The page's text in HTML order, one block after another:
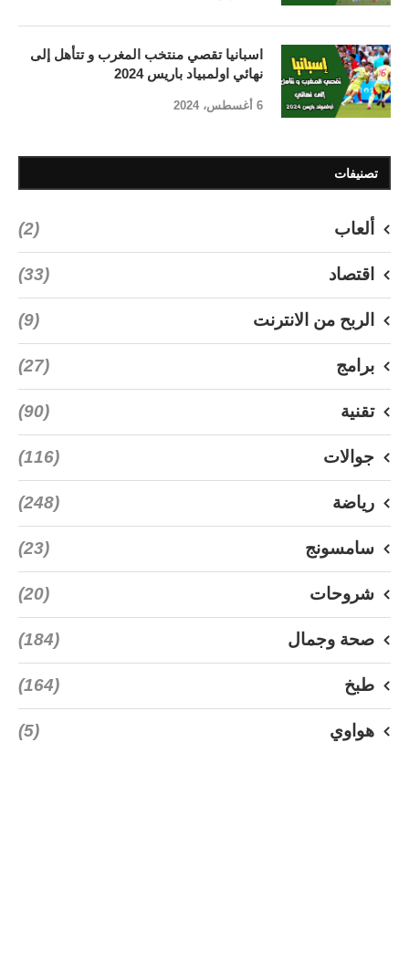
اسبانيا تقصي منتخب المغرب و تتأهل إلى
نهائي اولمبياد باريس 2024
6 أغسطس، 2024
تصنيفات
ألعاب (2)
اقتصاد (33)
الربح من الانترنت (9)
برامج (27)
تقنية (90)
جوالات (116)
رياضة (248)
سامسونج (23)
شروحات (20)
صحة وجمال (184)
طبخ (164)
هواوي (5)